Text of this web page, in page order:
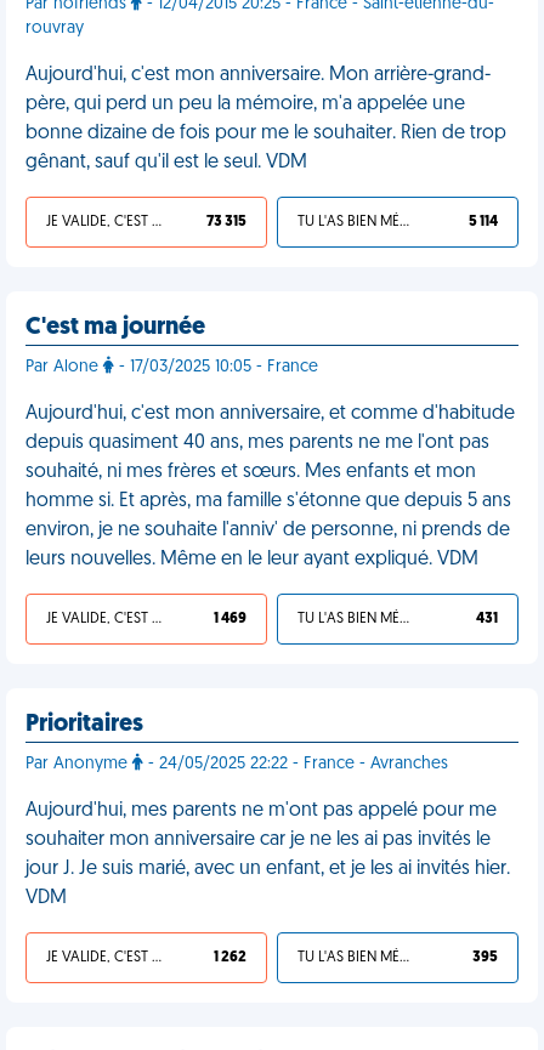
Par nofriends
- 12/04/2015 20:25 - France - Saint-étienne-du-
rouvray
Aujourd'hui, c'est mon anniversaire. Mon arrière-grand-
père, qui perd un peu la mémoire, m'a appelée une
bonne dizaine de fois pour me le souhaiter. Rien de trop
gênant, sauf qu'il est le seul. VDM
JE VALIDE, C'EST UNE VDM 73 315 TU L'AS BIEN MÉRITÉ 5 114
C'est ma journée
Par Alone - 17/03/2025 10:05 - France
Aujourd'hui, c'est mon anniversaire, et comme d'habitude
depuis quasiment 40 ans, mes parents ne me l'ont pas
souhaité, ni mes frères et sœurs. Mes enfants et mon
homme si. Et après, ma famille s'étonne que depuis 5 ans
environ, je ne souhaite l'anniv' de personne, ni prends de
leurs nouvelles. Même en le leur ayant expliqué. VDM
JE VALIDE, C'EST UNE VDM 1 469 TU L'AS BIEN MÉRITÉ 431
Prioritaires
Par Anonyme - 24/05/2025 22:22 - France - Avranches
Aujourd'hui, mes parents ne m'ont pas appelé pour me
souhaiter mon anniversaire car je ne les ai pas invités le
jour J. Je suis marié, avec un enfant, et je les ai invités hier.
VDM
JE VALIDE, C'EST UNE VDM 1 262 TU L'AS BIEN MÉRITÉ 395